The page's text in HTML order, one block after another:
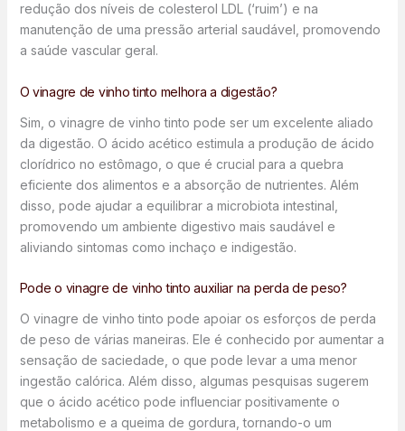
redução dos níveis de colesterol LDL (‘ruim’) e na
manutenção de uma pressão arterial saudável, promovendo
a saúde vascular geral.
O vinagre de vinho tinto melhora a digestão?
Sim, o vinagre de vinho tinto pode ser um excelente aliado
da digestão. O ácido acético estimula a produção de ácido
clorídrico no estômago, o que é crucial para a quebra
eficiente dos alimentos e a absorção de nutrientes. Além
disso, pode ajudar a equilibrar a microbiota intestinal,
promovendo um ambiente digestivo mais saudável e
aliviando sintomas como inchaço e indigestão.
Pode o vinagre de vinho tinto auxiliar na perda de peso?
O vinagre de vinho tinto pode apoiar os esforços de perda
de peso de várias maneiras. Ele é conhecido por aumentar a
sensação de saciedade, o que pode levar a uma menor
ingestão calórica. Além disso, algumas pesquisas sugerem
que o ácido acético pode influenciar positivamente o
metabolismo e a queima de gordura, tornando-o um